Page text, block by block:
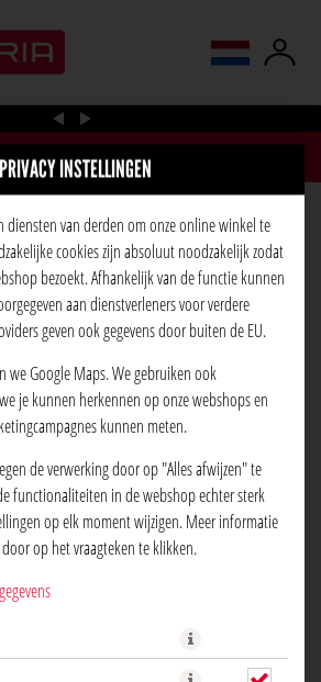
PRIVACY INSTELLINGEN
diensten van derden om onze online winkel te
cookies zijn absoluut noodzakelijk zodat
bezoekt. Afhankelijk van de functie kunnen
aan dienstverleners voor verdere
geven ook gegevens door buiten de EU.
we Google Maps. We gebruiken ook
je kunnen herkennen op onze webshops en
kunnen meten.
de verwerking door op "Alles afwijzen" te
functionaliteiten in de webshop echter sterk
op elk moment wijzigen. Meer informatie
op het vraagteken te klikken.
taal wijzigen
TIRAMISU
en koffie likeuren. Dagelijks vers gemaakt!